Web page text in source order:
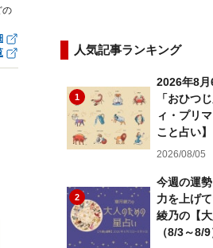
の
人気記事ランキング
1
2026年8
「おひつ
ィ・プリ
こと占い】
2026/08/05
2
今週の運
力を上げ
綾乃の【
（8/3～8/9